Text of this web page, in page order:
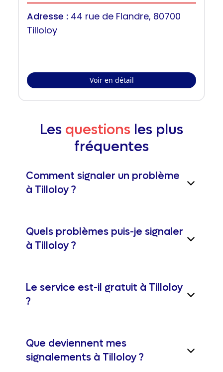
Adresse : 44 rue de Flandre, 80700
Tilloloy
Voir en détail
Les questions les plus
fréquentes
Comment signaler un problème
à Tilloloy ?
Quels problèmes puis-je signaler
à Tilloloy ?
Le service est-il gratuit à Tilloloy
?
Que deviennent mes
signalements à Tilloloy ?